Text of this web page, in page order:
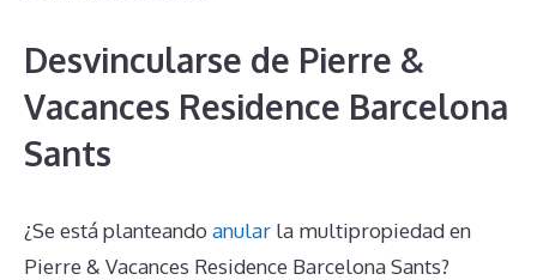
Desvincularse de Pierre &
Vacances Residence Barcelona
Sants
¿Se está planteando anular la multipropiedad en
Pierre & Vacances Residence Barcelona Sants?